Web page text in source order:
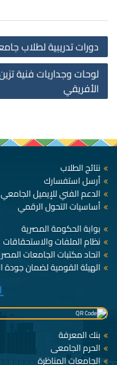
دورات تدريبية لطلاب
لوحات وجداريات فنية
الأفريقي
نتائج الطلاب
أرسل استفسارك
الدعم الفني للإيميل الجامعي
أساسيات التحول الرقمي
بوابة الحكومة المصرية
نظام الملفات والاستحقاقات
اتحاد مكتبات الجامعات
الهيئة القومية لضمان جودة
بنك المعرفة
الحرم الجامعى
الجامعات المناظرة